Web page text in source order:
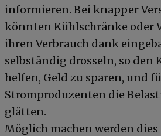
informieren. Bei knapper
könnten Kühlschränke oder
ihren Verbrauch dank
selbständig drosseln, so den
helfen, Geld zu sparen, und
Stromproduzenten die
glätten.
Möglich machen werden